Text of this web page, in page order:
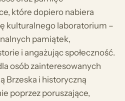
które dopiero nabiera
kulturalnego laboratorium –
pamiątek,
i angażując społeczność.
osób zainteresowanych
Brzeska i historyczną
poprzez poruszające,